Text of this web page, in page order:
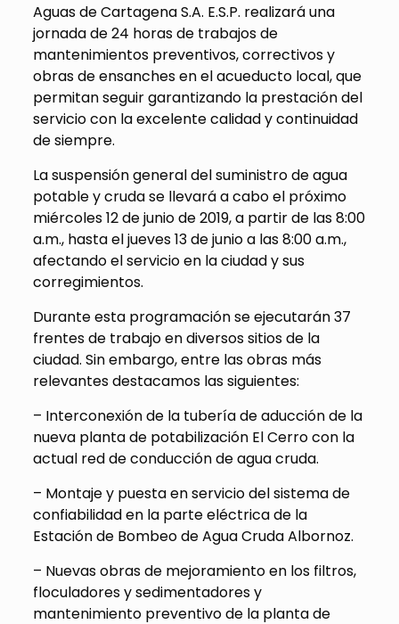
Aguas de Cartagena S.A. E.S.P. realizará una
jornada de 24 horas de trabajos de
mantenimientos preventivos, correctivos y
obras de ensanches en el acueducto local, que
permitan seguir garantizando la prestación del
servicio con la excelente calidad y continuidad
de siempre.
La suspensión general del suministro de agua
potable y cruda se llevará a cabo el próximo
miércoles 12 de junio de 2019, a partir de las 8:00
a.m., hasta el jueves 13 de junio a las 8:00 a.m.,
afectando el servicio en la ciudad y sus
corregimientos.
Durante esta programación se ejecutarán 37
frentes de trabajo en diversos sitios de la
ciudad. Sin embargo, entre las obras más
relevantes destacamos las siguientes:
– Interconexión de la tubería de aducción de la
nueva planta de potabilización El Cerro con la
actual red de conducción de agua cruda.
– Montaje y puesta en servicio del sistema de
confiabilidad en la parte eléctrica de la
Estación de Bombeo de Agua Cruda Albornoz.
– Nuevas obras de mejoramiento en los filtros,
floculadores y sedimentadores y
mantenimiento preventivo de la planta de